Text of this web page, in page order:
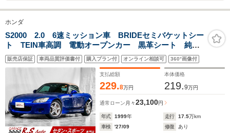
ホンダ
S2000 2.0 6速ミッション車 BRIDEセミバケットシー
ト TEIN車高調 電動オープンカー 黒革シート 純正
16インチアルミホイール ETC車載器 社外オーディ
オ CD再生可 幌トップ LEDヘッドライト エアコ
販売店保証 車両品質評価書付 購入プラン付 オンライン相談可 360°画像付
支払総額
229.8万円
本体価格
219.9万円
通常ローン 月々23,100円
年式 1999年 走行 17.5万km
車検
'27/09 修復
あり